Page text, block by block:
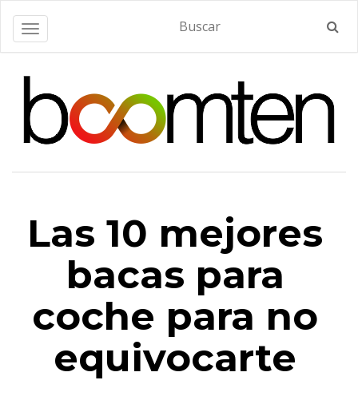
Alternar navegación
Las 10 mejores
bacas para
coche para no
equivocarte